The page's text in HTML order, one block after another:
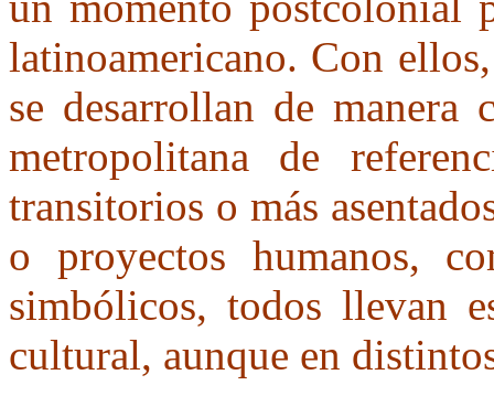
latinoamericano. Con
se desarrollan de
metropolitana de
transitorios o más
o proyectos humanos,
simbólicos, todos llevan
cultural, aunque en